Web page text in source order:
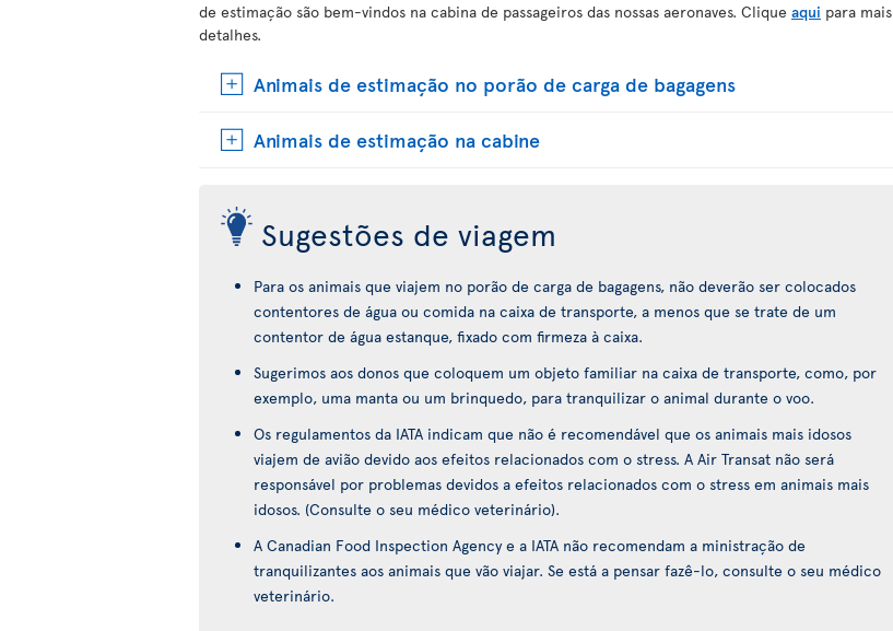
de estimação são bem-vindos na cabina de passageiros das nossas aeronaves. Clique aqui para mais
detalhes.
Animais de estimação no porão de carga de bagagens
Animais de estimação na cabine
Sugestões de viagem
Para os animais que viajem no porão de carga de bagagens, não deverão ser colocados
contentores de água ou comida na caixa de transporte, a menos que se trate de um
contentor de água estanque, fixado com firmeza à caixa.
Sugerimos aos donos que coloquem um objeto familiar na caixa de transporte, como, por
exemplo, uma manta ou um brinquedo, para tranquilizar o animal durante o voo.
Os regulamentos da IATA indicam que não é recomendável que os animais mais idosos
viajem de avião devido aos efeitos relacionados com o stress. A Air Transat não será
responsável por problemas devidos a efeitos relacionados com o stress em animais mais
idosos. (Consulte o seu médico veterinário).
A Canadian Food Inspection Agency e a IATA não recomendam a ministração de
tranquilizantes aos animais que vão viajar. Se está a pensar fazê-lo, consulte o seu médico
veterinário.